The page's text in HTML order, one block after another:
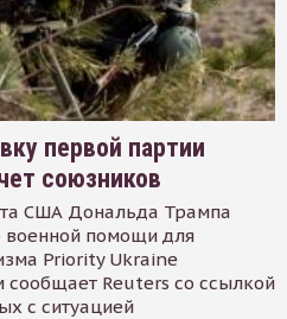
первой партии
союзников
США Дональда Трампа
помощи для
Priority Ukraine
сообщает Reuters со ссылкой
с ситуацией